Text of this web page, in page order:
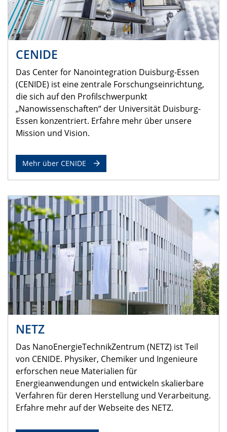
CENIDE
Das Center for Nanointegration Duisburg-Essen
(CENIDE) ist eine zentrale Forschungseinrichtung,
die sich auf den Profilschwerpunkt
„Nanowissenschaften“ der Universität Duisburg-
Essen konzentriert. Erfahre mehr über unsere
Mission und Vision.
Mehr über CENIDE
NETZ
Das NanoEnergieTechnikZentrum (NETZ) ist Teil
von CENIDE. Physiker, Chemiker und Ingenieure
erforschen neue Materialien für
Energieanwendungen und entwickeln skalierbare
Verfahren für deren Herstellung und Verarbeitung.
Erfahre mehr auf der Webseite des NETZ.